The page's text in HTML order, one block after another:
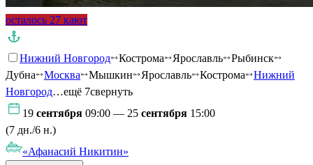
осталось 27 кают
Нижний Новгород Кострома Ярославль
Рыбинск
Дубна
Москва Мышкин Ярославль Кострома
Нижний
Новгород…ещё 7свернуть
19 сентября 09:00 — 25 сентября 15:00
(7 дн./6 н.)
«Афанасий Никитин»